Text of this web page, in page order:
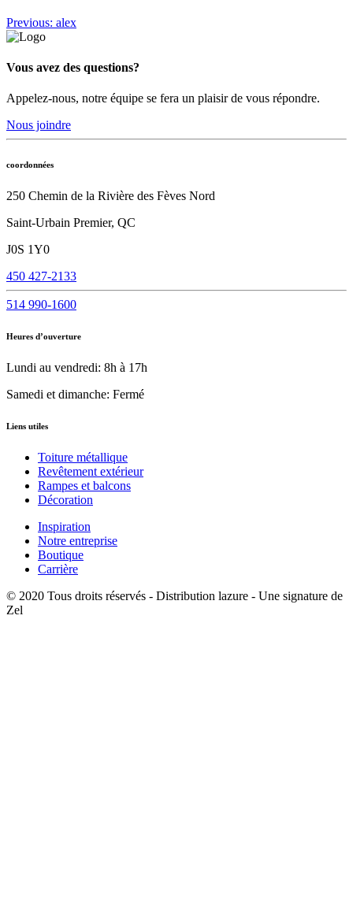
Previous: alex
Vous avez des questions?
Appelez-nous, notre équipe se fera un plaisir de vous répondre.
Nous joindre
coordonnées
250 Chemin de la Rivière des Fèves Nord
Saint-Urbain Premier, QC
J0S 1Y0
450 427-2133
514 990-1600
Heures d’ouverture
Lundi au vendredi: 8h à 17h
Samedi et dimanche: Fermé
Liens utiles
Toiture métallique
Revêtement extérieur
Rampes et balcons
Décoration
Inspiration
Notre entreprise
Boutique
Carrière
© 2020 Tous droits réservés - Distribution lazure - Une signature de
Zel